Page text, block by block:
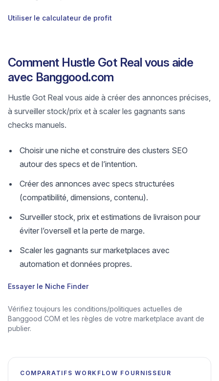
Utiliser le calculateur de profit
Comment Hustle Got Real vous aide
avec Banggood.com
Hustle Got Real vous aide à créer des annonces précises,
à surveiller stock/prix et à scaler les gagnants sans
checks manuels.
Choisir une niche et construire des clusters SEO
autour des specs et de l’intention.
Créer des annonces avec specs structurées
(compatibilité, dimensions, contenu).
Surveiller stock, prix et estimations de livraison pour
éviter l’oversell et la perte de marge.
Scaler les gagnants sur marketplaces avec
automation et données propres.
Essayer le Niche Finder
Vérifiez toujours les conditions/politiques actuelles de
Banggood COM et les règles de votre marketplace avant de
publier.
COMPARATIFS WORKFLOW FOURNISSEUR